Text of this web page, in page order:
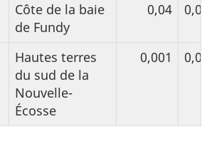
Côte de la baie
de Fundy
0,04 0,05
Hautes terres
du sud de la
Nouvelle-
Écosse
0,001 0,00